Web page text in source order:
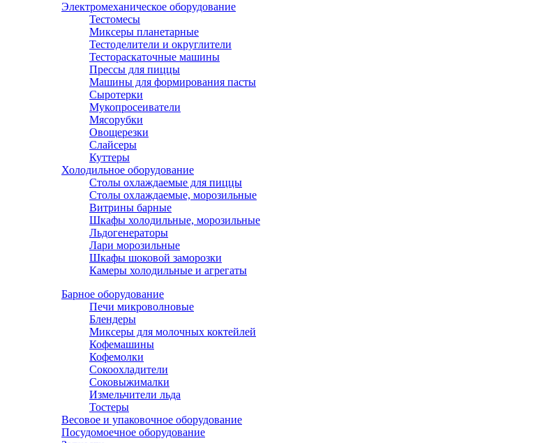
Электромеханическое оборудование
Тестомесы
Миксеры планетарные
Тестоделители и округлители
Тестораскаточные машины
Прессы для пиццы
Машины для формирования пасты
Сыротерки
Мукопросеиватели
Мясорубки
Овощерезки
Слайсеры
Куттеры
Холодильное оборудование
Столы охлаждаемые для пиццы
Столы охлаждаемые, морозильные
Витрины барные
Шкафы холодильные, морозильные
Льдогенераторы
Лари морозильные
Шкафы шоковой заморозки
Камеры холодильные и агрегаты
Барное оборудование
Печи микроволновые
Блендеры
Миксеры для молочных коктейлей
Кофемашины
Кофемолки
Сокоохладители
Соковыжималки
Измельчители льда
Тостеры
Весовое и упаковочное оборудование
Посудомоечное оборудование